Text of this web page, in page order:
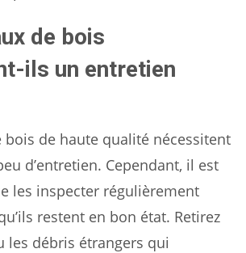
de bois
ils un entretien
bois de haute qualité nécessitent
d’entretien. Cependant, il est
les inspecter régulièrement
restent en bon état. Retirez
les débris étrangers qui